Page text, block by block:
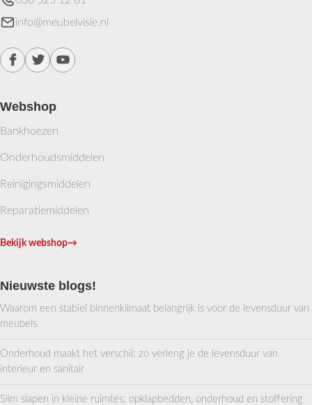
info@meubelvisie.nl
Webshop
Bankhoezen
Onderhoudsmiddelen
Reinigingsmiddelen
Reparatiemiddelen
Bekijk webshop→
Nieuwste blogs!
Waarom een stabiel binnenklimaat belangrijk is voor de levensduur van
meubels
Onderhoud maakt het verschil: zo verleng je de levensduur van
interieur en sanitair
Slim slapen in kleine ruimtes: opklapbedden, onderhoud en stoffering